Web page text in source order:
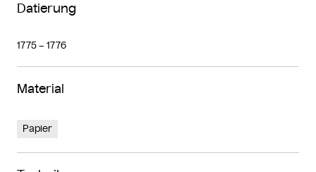
Datierung
1775 – 1776
Material
Papier